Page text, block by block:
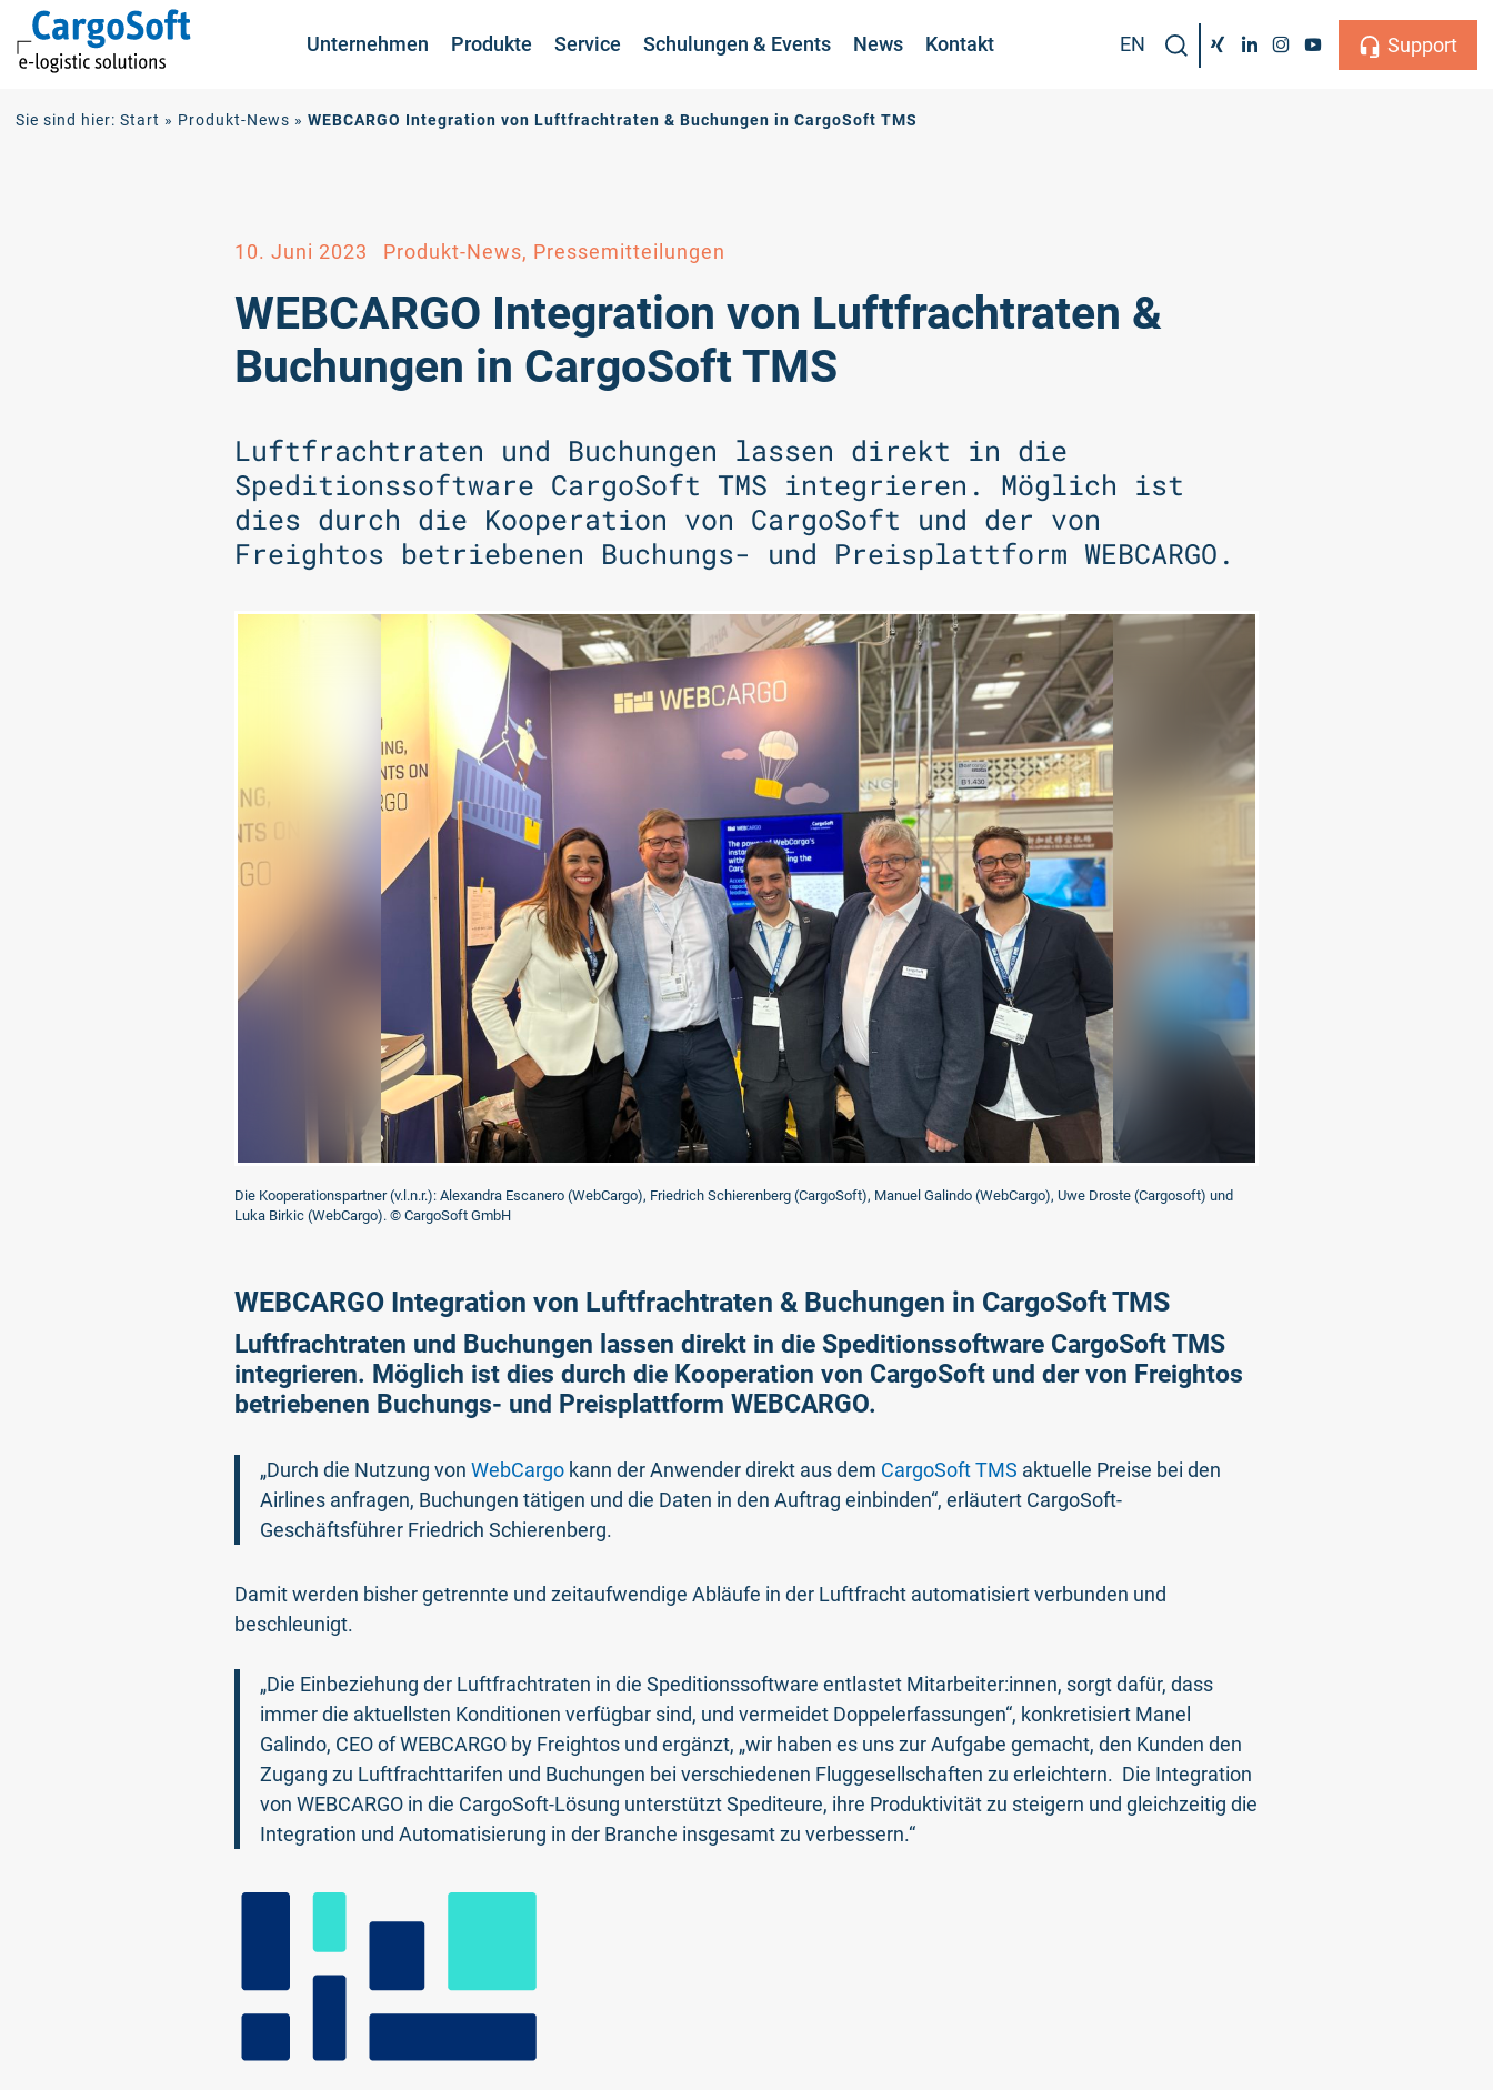
Inhalt
Unternehmen Produkte Service Schulungen & Events News Kontakt EN Support
Sie sind hier: Start » Produkt-News » WEBCARGO Integration von Luftfrachtraten & Buchungen in CargoSoft TMS
10. Juni 2023 Produkt-News, Pressemitteilungen
WEBCARGO Integration von Luftfrachtraten &
Buchungen in CargoSoft TMS
Luftfrachtraten und Buchungen lassen direkt in die
Speditionssoftware CargoSoft TMS integrieren. Möglich ist
dies durch die Kooperation von CargoSoft und der von
Freightos betriebenen Buchungs- und Preisplattform WEBCARGO.
Die Kooperationspartner (v.l.n.r.): Alexandra Escanero (WebCargo), Friedrich Schierenberg (CargoSoft), Manuel Galindo (WebCargo), Uwe Droste (Cargosoft) und
Luka Birkic (WebCargo).© CargoSoft GmbH
WEBCARGO Integration von Luftfrachtraten & Buchungen in CargoSoft TMS
Luftfrachtraten und Buchungen lassen direkt in die Speditionssoftware CargoSoft TMS
integrieren. Möglich ist dies durch die Kooperation von CargoSoft und der von Freightos
betriebenen Buchungs- und Preisplattform WEBCARGO.
„Durch die Nutzung von WebCargokann der Anwender direkt aus dem CargoSoft TMS aktuelle Preise bei den
Airlines anfragen, Buchungen tätigen und die Daten in den Auftrag einbinden“, erläutert CargoSoft-
Geschäftsführer Friedrich Schierenberg.
Damit werden bisher getrennte und zeitaufwendige Abläufe in der Luftfracht automatisiert verbunden und
beschleunigt.
„Die Einbeziehung der Luftfrachtraten in die Speditionssoftware entlastet Mitarbeiter:innen, sorgt dafür, dass
immer die aktuellsten Konditionen verfügbar sind, und vermeidet Doppelerfassungen“, konkretisiert Manel
Galindo, CEO of WEBCARGO by Freightos und ergänzt, „wir haben es uns zur Aufgabe gemacht, den Kunden den
Zugang zu Luftfrachttarifen und Buchungen bei verschiedenen Fluggesellschaften zu erleichtern. Die Integration
von WEBCARGO in die CargoSoft-Lösung unterstützt Spediteure, ihre Produktivität zu steigern und gleichzeitig die
Integration und Automatisierung in der Branche insgesamt zu verbessern.“